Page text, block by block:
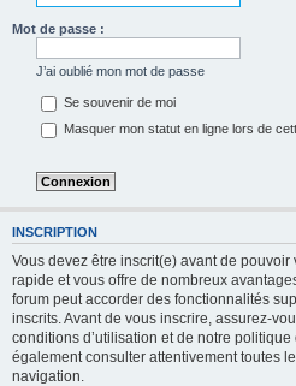
Mot de passe :
J’ai oublié mon mot de passe
Se souvenir de moi
Masquer mon statut en ligne lors de
INSCRIPTION
Vous devez être inscrit(e) avant de pouvoir
rapide et vous offre de nombreux
forum peut accorder des fonctionnalités
inscrits. Avant de vous inscrire, assurez-
conditions d’utilisation et de notre
également consulter attentivement toutes
navigation.